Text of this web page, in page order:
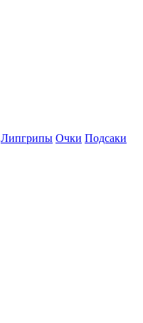
Липгрипы Очки Подсаки